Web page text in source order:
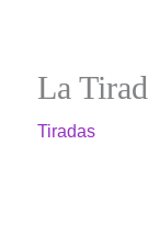
La
Tiradas